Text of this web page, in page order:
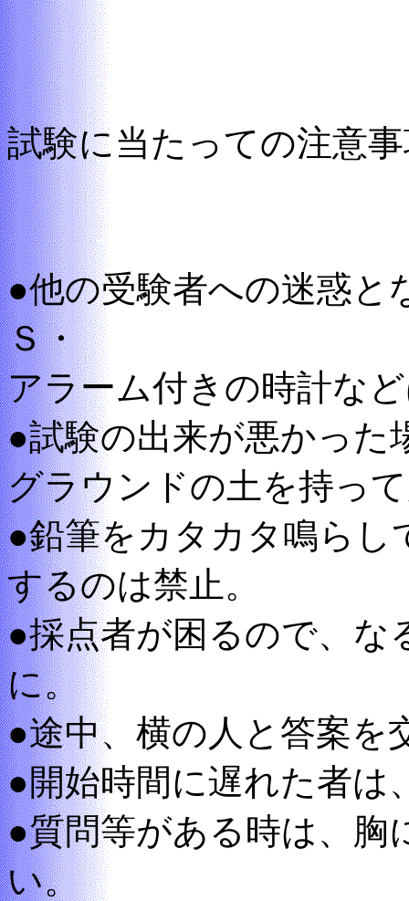
試験に当たっての注意
●他の受験者への迷惑と
Ｓ・
アラーム付きの時計な
●試験の出来が悪かった
グラウンドの土を持っ
●鉛筆をカタカタ鳴らし
するのは禁止。
●採点者が困るので、な
に。
●途中、横の人と答案を
●開始時間に遅れた者は
●質問等がある時は、胸
い。